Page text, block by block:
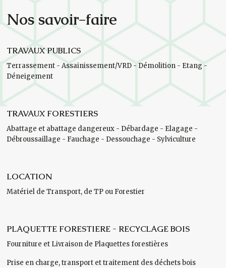
Nos savoir-faire
TRAVAUX PUBLICS
Terrassement - Assainissement/VRD - Démolition - Etang -
Déneigement
TRAVAUX FORESTIERS
Abattage et abattage dangereux - Débardage - Elagage -
Débroussaillage - Fauchage - Dessouchage - Sylviculture
LOCATION
Matériel de Transport, de TP ou Forestier
PLAQUETTE FORESTIERE - RECYCLAGE BOIS
Fourniture et Livraison de Plaquettes forestières
Prise en charge, transport et traitement des déchets bois